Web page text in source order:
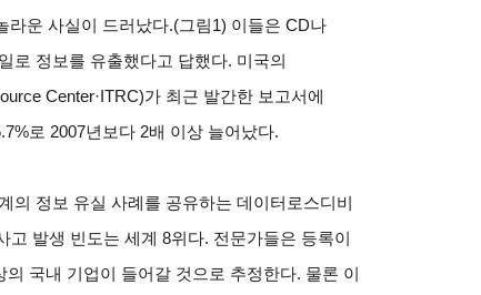
라운 사실이 드러났다.(그림1) 이들은 CD나
로 정보를 유출했다고 답했다. 미국의
Center·ITRC)가 최근 발간한 보고서에
로 2007년보다 2배 이상 늘어났다.
의 정보 유실 사례를 공유하는 데이터로스디비
고 발생 빈도는 세계 8위다. 전문가들은 등록이
국내 기업이 들어갈 것으로 추정한다. 물론 이